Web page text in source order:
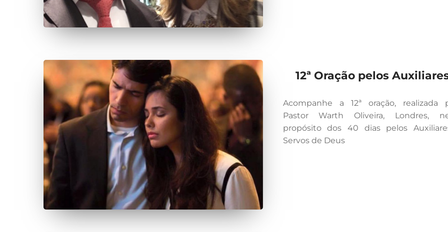
12ª Oração pelos
Acompanhe a 12ª oração, realizada
Pastor Warth Oliveira, Londres,
propósito dos 40 dias pelos
Servos de Deus